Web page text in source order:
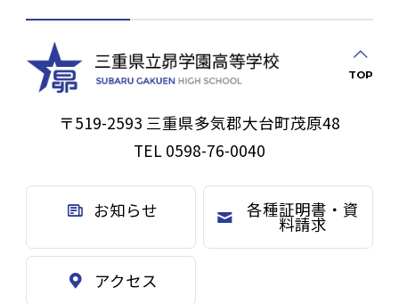
TOP
〒519-2593 三重県多気郡大台町茂原48
TEL 0598-76-0040
お知らせ 各種証明書・資
料請求
アクセス